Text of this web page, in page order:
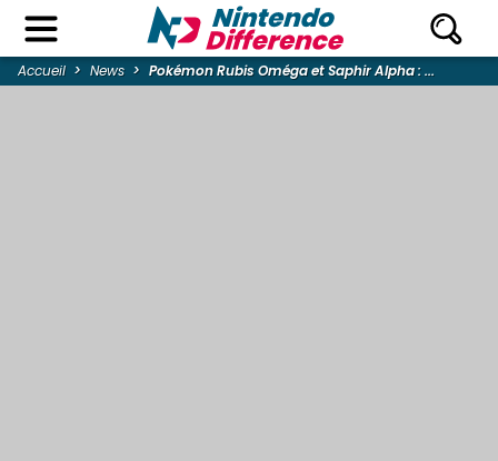
Accueil News Pokémon Rubis Oméga et Saphir Alpha : ...